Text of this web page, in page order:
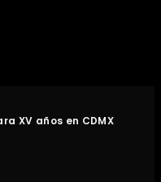
XV años en CDMX